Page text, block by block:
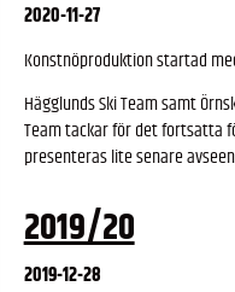
2020-11-27
Konstnöproduktion startad
Hägglunds Ski Team samt
Team tackar för det fortsatta
presenteras lite senare
2019/20
2019-12-28